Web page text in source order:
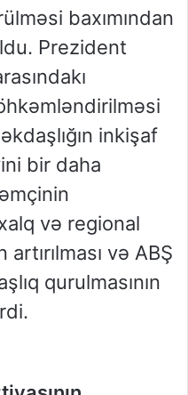
baxımından
Prezident
inkişaf
bir daha
və regional
və ABŞ
qurulmasının